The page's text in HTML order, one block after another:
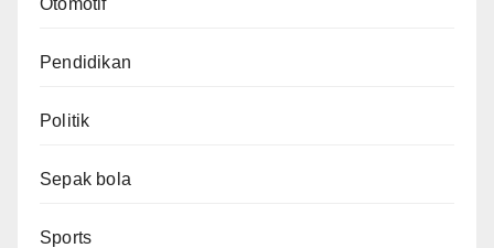
Pendidikan
Politik
Sepak bola
Sports